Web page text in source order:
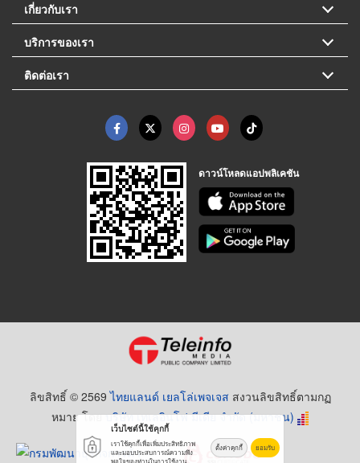
เกี่ยวกับเรา
บริการของเรา
ติดต่อเรา
ดาวน์โหลดแอปพลิเคชัน
ลิขสิทธิ์ © 2569ไทยแลนด์ เยลโล่เพจเจส สงวนลิขสิทธิ์ตามกฏ
หมาย โดยบริษัท เทเลอินโฟ มีเดีย จำกัด (มหาชน)
เว็บไซต์นี้ใช้คุกกี้
เราใช้คุกกี้เพื่อเพิ่มประสิทธิภาพ
และมอบประสบการณ์ความพึง
พอใจของท่านในการใช้งาน
ตั้งค่าคุกกี้ ยอมรับ